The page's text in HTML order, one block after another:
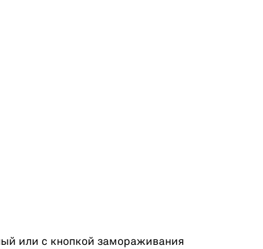
или с кнопкой замораживания